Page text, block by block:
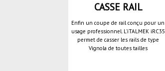
CASSE RAIL
Enfin un coupe de rail conçu pour un
usage professionnel. L'iTALMEK iRC35
permet de casser les rails de type
Vignola de toutes tailles